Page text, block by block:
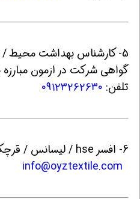
5- کارشناس بهداشت محیط /
گواهی شرکت در ازمون
تلفن: ۰۹۱۲۳۲۶۲۶۳۰
6- افسر hse / لیسانس / قرچک تهران